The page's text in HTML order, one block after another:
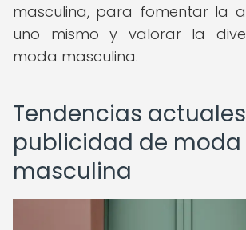
masculina, para fomentar la
uno mismo y valorar la
moda masculina.
Tendencias
publicidad de moda
masculina